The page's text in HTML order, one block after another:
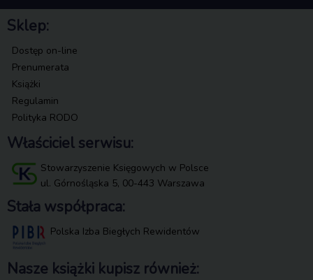
Sklep:
Dostęp on-line
Prenumerata
Książki
Regulamin
Polityka RODO
Właściciel serwisu:
Stowarzyszenie Księgowych w Polsce
ul. Górnośląska 5, 00-443 Warszawa
Stała współpraca:
Polska Izba Biegłych Rewidentów
Nasze książki kupisz również: